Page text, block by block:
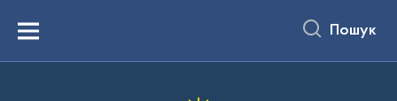
вмістуMenu Пошук